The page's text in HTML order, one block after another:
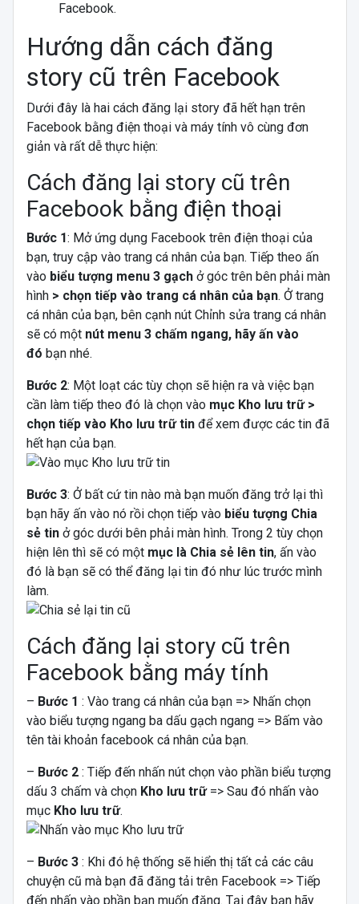
Facebook.
Hướng dẫn cách đăng
story cũ trên Facebook
Dưới đây là hai cách đăng lại story đã hết hạn trên
Facebook bằng điện thoại và máy tính vô cùng đơn
giản và rất dễ thực hiện:
Cách đăng lại story cũ trên
Facebook bằng điện thoại
Bước 1: Mở ứng dụng Facebook trên điện thoại của
bạn, truy cập vào trang cá nhân của bạn. Tiếp theo ấn
vào biểu tượng menu 3 gạchở góc trên bên phải màn
hình> chọn tiếp vào trang cá nhân của bạn. Ở trang
cá nhân của bạn, bên cạnh nút Chỉnh sửa trang cá nhân
sẽ có mộtnút menu 3 chấm ngang, hãy ấn vào
đó bạn nhé.
Bước 2: Một loạt các tùy chọn sẽ hiện ra và việc bạn
cần làm tiếp theo đó là chọn vào mục Kho lưu trữ >
chọn tiếp vào Kho lưu trữ tinđể xem được các tin đã
hết hạn của bạn.
Bước 3: Ở bất cứ tin nào mà bạn muốn đăng trở lại thì
bạn hãy ấn vào nó rồi chọn tiếp vào biểu tượng Chia
sẻ tinở góc dưới bên phải màn hình. Trong 2 tùy chọn
hiện lên thì sẽ có mộtmục là Chia sẻ lên tin, ấn vào
đó là bạn sẽ có thể đăng lại tin đó như lúc trước mình
làm.
Cách đăng lại story cũ trên
Facebook bằng máy tính
– Bước 1 : Vào trang cá nhân của bạn => Nhấn chọn
vào biểu tượng ngang ba dấu gạch ngang => Bấm vào
tên tài khoản facebook cá nhân của bạn.
– Bước 2: Tiếp đến nhấn nút chọn vào phần biểu tượng
dấu 3 chấm và chọn Kho lưu trữ=> Sau đó nhấn vào
mục Kho lưu trữ.
– Bước 3: Khi đó hệ thống sẽ hiển thị tất cả các câu
chuyện cũ mà bạn đã đăng tải trên Facebook => Tiếp
đến nhấn vào phần bạn muốn đăng. Tại đây bạn hãy